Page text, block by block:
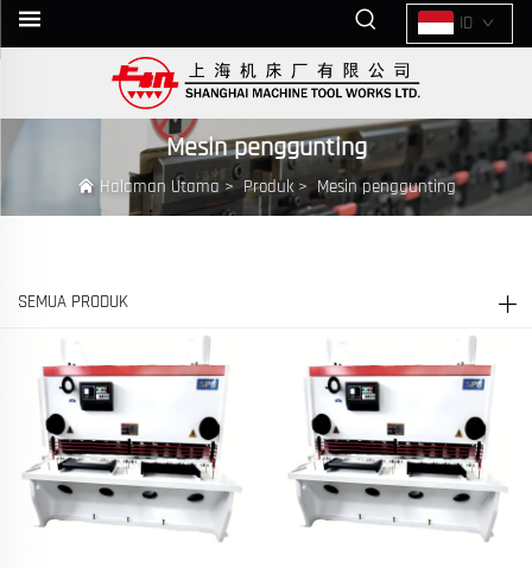
ID
Mesin penggunting
Halaman Utama> Produk>Mesin penggunting
SEMUA PRODUK